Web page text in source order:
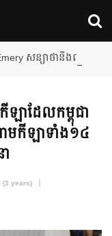
ានឹងឈ្នះពានរង្វាន់បន្ថែ
ឡាដែលកម្ពុជា
មកីឡាទាំង១៤
(3 years)